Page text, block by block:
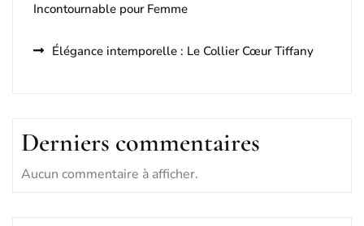
Incontournable pour Femme
Élégance intemporelle : Le Collier Cœur Tiffany
Derniers commentaires
Aucun commentaire à afficher.